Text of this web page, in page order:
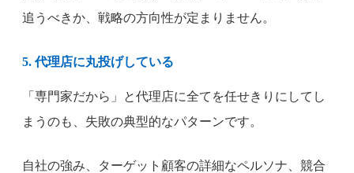
追うべきか、戦略の方向性が定まりません。
5. 代理店に丸投げしている
「専門家だから」と代理店に全てを任せきりにしてし
まうのも、失敗の典型的なパターンです。
自社の強み、ターゲット顧客の詳細なペルソナ、競合